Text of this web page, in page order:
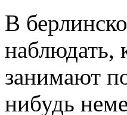
В
наблюдать,
занимают
нибудь